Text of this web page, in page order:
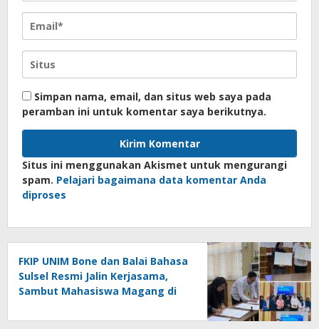
Simpan nama, email, dan situs web saya pada
peramban ini untuk komentar saya berikutnya.
Situs ini menggunakan Akismet untuk mengurangi
spam. Pelajari bagaimana data komentar Anda
diproses
FKIP UNIM Bone dan Balai Bahasa
Sulsel Resmi Jalin Kerjasama,
Sambut Mahasiswa Magang di